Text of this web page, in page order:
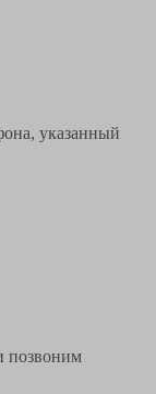
указанный
позвоним